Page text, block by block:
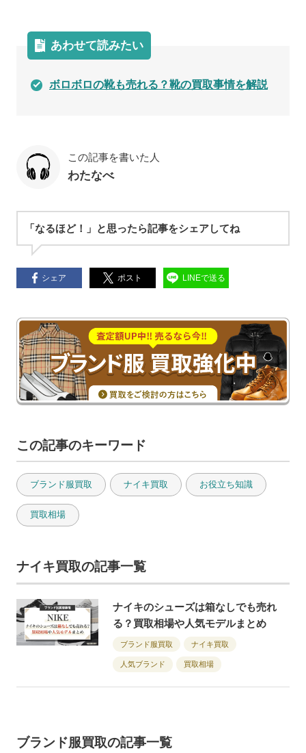
あわせて読みたい
ボロボロの靴も売れる？靴の買取事情を解説
この記事を書いた人
わたなべ
「なるほど！」と思ったら記事をシェアしてね
シェア ポスト LINEで送る
この記事のキーワード
ブランド服買取 ナイキ買取 お役立ち知識
買取相場
ナイキ買取の記事一覧
ナイキのシューズは箱なしでも売れ
る？買取相場や人気モデルまとめ
ブランド服買取 ナイキ買取
人気ブランド 買取相場
ブランド服買取の記事一覧